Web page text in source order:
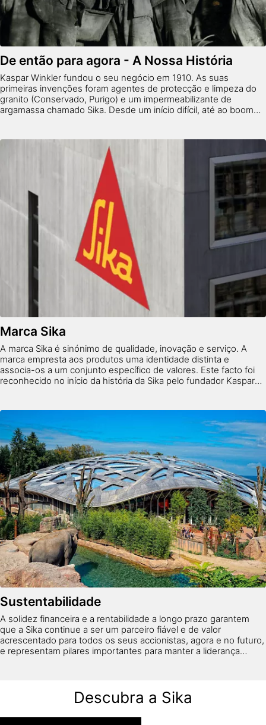
De então para agora - A Nossa História
Kaspar Winkler fundou o seu negócio em 1910. As suas
primeiras invenções foram agentes de protecção e limpeza do
granito (Conservado, Purigo) e um impermeabilizante de
argamassa chamado Sika. Desde um início difícil, até ao boom
Marca Sika
A marca Sika é sinónimo de qualidade, inovação e serviço. A
marca empresta aos produtos uma identidade distinta e
associa-os a um conjunto específico de valores. Este facto foi
reconhecido no início da história da Sika pelo fundador Kaspar
Sustentabilidade
A solidez financeira e a rentabilidade a longo prazo garantem
que a Sika continue a ser um parceiro fiável e de valor
acrescentado para todos os seus accionistas, agora e no futuro,
e representam pilares importantes para manter a liderança
Descubra a Sika